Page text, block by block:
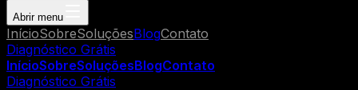
Abrir menu
InícioSobreSoluçõesBlogContato
Diagnóstico Grátis
InícioSobreSoluçõesBlogContato
Diagnóstico Grátis